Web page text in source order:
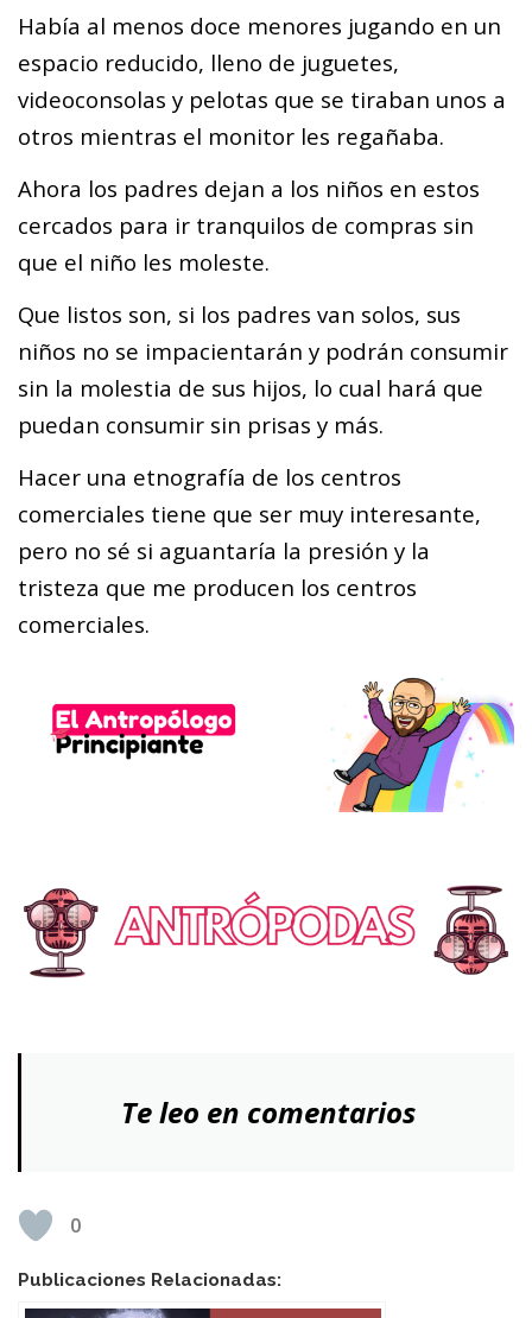
Había al menos doce menores jugando en un
espacio reducido, lleno de juguetes,
videoconsolas y pelotas que se tiraban unos a
otros mientras el monitor les regañaba.
Ahora los padres dejan a los niños en estos
cercados para ir tranquilos de compras sin
que el niño les moleste.
Que listos son, si los padres van solos, sus
niños no se impacientarán y podrán consumir
sin la molestia de sus hijos, lo cual hará que
puedan consumir sin prisas y más.
Hacer una etnografía de los centros
comerciales tiene que ser muy interesante,
pero no sé si aguantaría la presión y la
tristeza que me producen los centros
comerciales.
Te leo en comentarios
0
Publicaciones Relacionadas: